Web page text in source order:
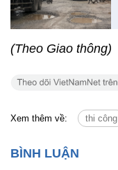
(Theo Giao thông)
Xem thêm về: thi công